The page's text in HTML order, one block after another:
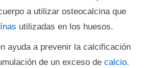
a utilizar osteocalcina que
utilizadas en los huesos.
ayuda a prevenir la calcificación
de un exceso de calcio.